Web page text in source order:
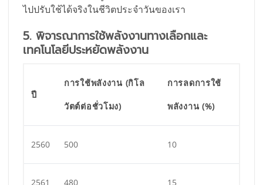
ไปปรับใช้ได้จริงในชีวิตประจำวันของเรา
5. พิจารณาการใช้พลังงานทางเลือกและ
เทคโนโลยีประหยัดพลังงาน
ปี
การใช้พลังงาน (กิโล
วัตต์ต่อชั่วโมง)
การลดการใช้
พลังงาน (%)
2560 500 10
2561 480 15